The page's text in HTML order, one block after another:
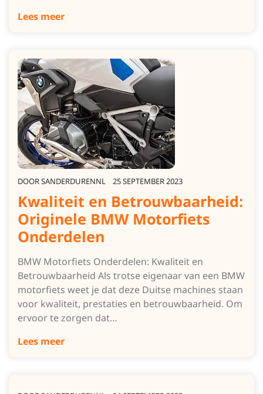
Lees meer
DOORSANDERDURENNL 25 SEPTEMBER 2023
Kwaliteit en Betrouwbaarheid:
Originele BMW Motorfiets
Onderdelen
BMW Motorfiets Onderdelen: Kwaliteit en
Betrouwbaarheid Als trotse eigenaar van een BMW
motorfiets weet je dat deze Duitse machines staan
voor kwaliteit, prestaties en betrouwbaarheid. Om
ervoor te zorgen dat…
Lees meer